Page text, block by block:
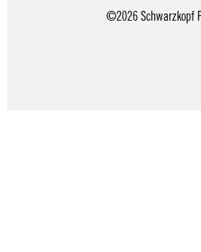
©2026 Schwarzkopf